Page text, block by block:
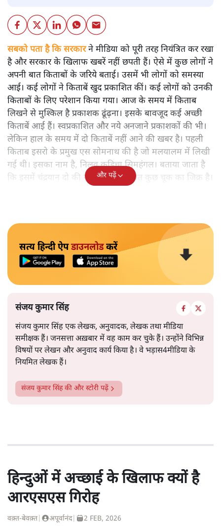
सबको पता है कि सरकारने मीडिया को पूरी तरह नियंत्रित कर रखा
है और सरकार के खिलाफ खबरें नहीं छपती हैं। ऐसे में कुछ लोगों ने
अपनी बात किताबों के जरिये बताई। उसमें भी लोगों को समस्या
आई। कई लोगों ने किताबें खुद प्रकाशित कीं। कई लोगों को उनकी
किताबों के लिए परेशान किया गया। आज के समय में किताब
लिखने से मुश्किल है प्रकाशक ढूंढ़ना। इसके बावजूद कई अच्छी
किताबें आई हैं। स्वप्रकाशित और नये अनजाने प्रकाशकों की भी।
लेकिन हाल के समय में दो किताबें नहीं आने की खबर है। पहली
किताब इसरो के प्रमुख एस सोमनाथ की है जो मलयालम में लिखी
गई थी। इसका नाम है, निलवु कुडिचा सिमहंगल। बताया जाता है
कि इसमें चंद्रयान दो की नाकामी से संबंधित कुछ चूक का जिक्र है।
और पढ़ें
सत्य हिन्दी ऐपडाउनलोडकरें
संजय कुमार सिंह
संजय कुमार सिंह एक लेखक, अनुवादक, लेखक तथा मीडिया
समीक्षक हैं। जनसत्ता अख़बार में वह काम कर चुके हैं। उन्होंने विभिन्न
विषयों पर लेखन और अनुवाद कार्य किया है। वे भड़ास4मीडिया के
नियमित लेखक हैं।
संजय कुमार सिंहकी और स्टोरी पढ़ें
हिन्दुओं में अच्छाई के खिलाफ क्यों है
आरएसएस गिरोह
वक़्त-बेवक़्त अपूर्वानंद| 2 FEB, 2026